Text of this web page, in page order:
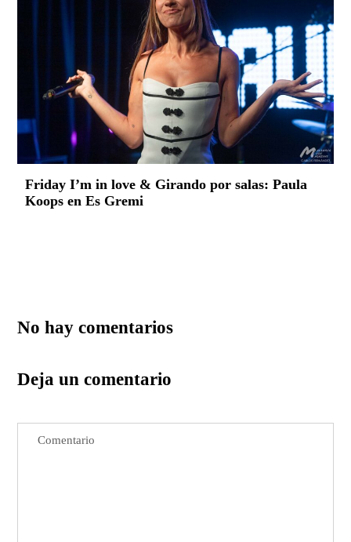
Friday I’m in love & Girando por salas: Paula
Koops en Es Gremi
No hay comentarios
Deja un comentario